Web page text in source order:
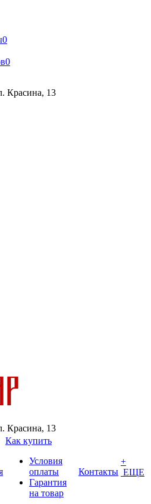
0
0
Красина, 13
Красина, 13
Как купить
Условия
оплаты
Гарантия
на товар
Контакты
+
ЕЩЕ